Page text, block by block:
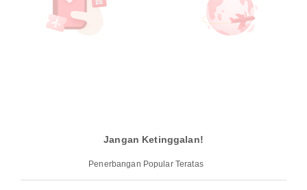
Jangan Ketinggalan!
Penerbangan Popular Teratas